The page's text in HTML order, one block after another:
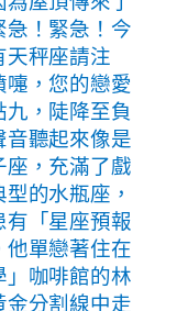
！緊急！今
天秤座請注
，您的戀愛
，陡降至負
聽起來像是
，充滿了戲
的水瓶座，
「星座預報
單戀著住在
咖啡館的林
分割線中走